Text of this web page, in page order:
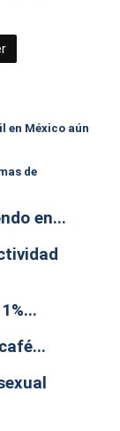
en México aún
de
en...